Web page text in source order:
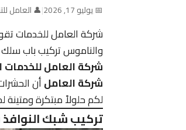
📅 يوليو 17, 2026 |👤 العامل
شركة العامل للخدمات
والناموس تركيب باب
شركة العامل للخدمات
شركة العاملأن
لكم حلولاً مبتكرة ومتينة
تركيب شبك